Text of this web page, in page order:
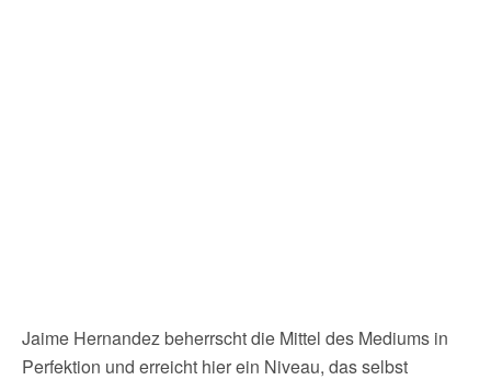
Jaime Hernandez beherrscht die Mittel des Mediums in
Perfektion und erreicht hier ein Niveau, das selbst